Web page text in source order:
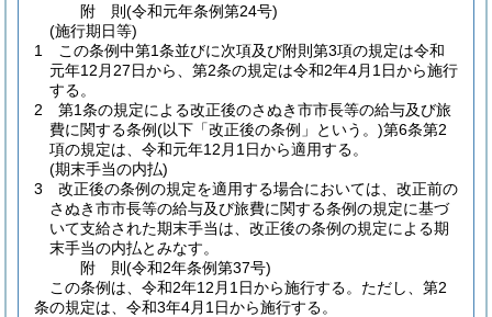
附 則(令和元年条例第24号)
(施行期日等)
1
この条例中第1条並びに次項及び附則第3項の規定は令和
元年12月27日から、第2条の規定は令和2年4月1日から施行
する。
2
第1条の規定による改正後のさぬき市市長等の給与及び旅
費に関する条例(以下「改正後の条例」という。)第6条第2
項の規定は、令和元年12月1日から適用する。
(期末手当の内払)
3
改正後の条例の規定を適用する場合においては、改正前の
さぬき市市長等の給与及び旅費に関する条例の規定に基づ
いて支給された期末手当は、改正後の条例の規定による期
末手当の内払とみなす。
附 則(令和2年条例第37号)
この条例は、令和2年12月1日から施行する。 ただし、第2
条の規定は、令和3年4月1日から施行する。